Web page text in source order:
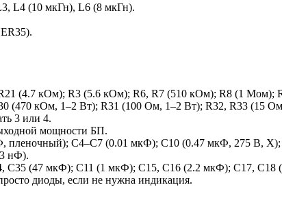
L4 (10 мкГн), L6 (8 мкГн).
(4.7 кОм); R3 (5.6 кОм); R6, R7 (510 кОм); R8 (1
(470 кОм, 1–2 Вт); R31 (100 Ом, 1–2 Вт); R32, R33 (15
3 или 4.
мощности БП.
пленочный); C4–C7 (0.01 мкФ); C10 (0.47 мкФ, 275 В,
нФ).
C35 (47 мкФ); C11 (1 мкФ); C15, C16 (2.2 мкФ); C17,
диоды, если не нужна индикация.